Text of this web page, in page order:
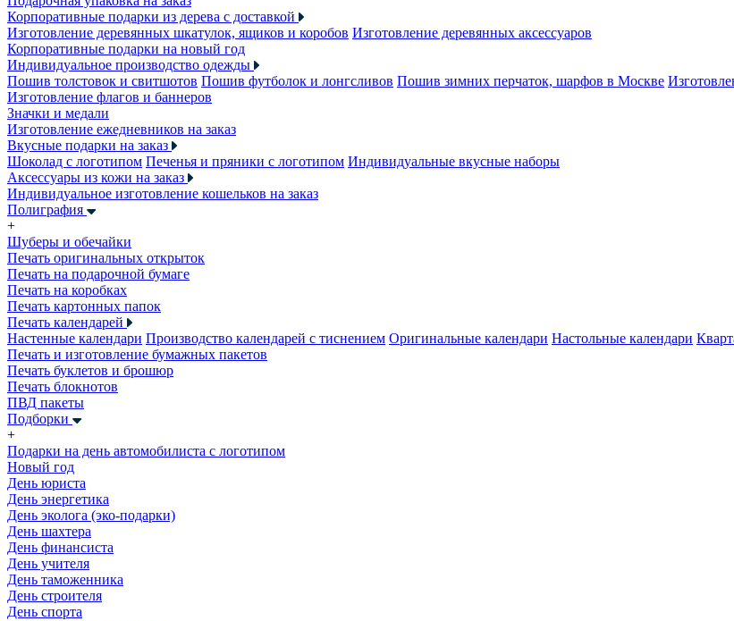
Корпоративные подарки из дерева с доставкой
Изготовление деревянных шкатулок, ящиков и коробов Изготовление деревянных аксессуаров
Корпоративные подарки на новый год
Индивидуальное производство одежды
Пошив толстовок и свитшотов Пошив футболок и лонгсливов Пошив зимних перчаток, шарфов в Москве
Изготовление флагов и баннеров
Значки и медали
Изготовление ежедневников на заказ
Вкусные подарки на заказ
Шоколад с логотипом Печенья и пряники с логотипом Индивидуальные вкусные наборы
Аксессуары из кожи на заказ
Индивидуальное изготовление кошельков на заказ
Полиграфия
+
Шуберы и обечайки
Печать оригинальных открыток
Печать на подарочной бумаге
Печать на коробках
Печать картонных папок
Печать календарей
Настенные календари Производство календарей с тиснением Оригинальные календари Настольные календари
Печать и изготовление бумажных пакетов
Печать буклетов и брошюр
Печать блокнотов
ПВД пакеты
Подборки
+
Подарки на день автомобилиста с логотипом
Новый год
День юриста
День энергетика
День эколога (эко-подарки)
День шахтера
День финансиста
День учителя
День таможенника
День строителя
День спорта